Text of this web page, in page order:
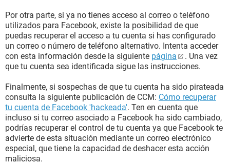
Por otra parte, si ya no tienes acceso al correo o teléfono
utilizados para Facebook, existe la posibilidad de que
puedas recuperar el acceso a tu cuenta si has configurado
un correo o número de teléfono alternativo. Intenta acceder
con esta información desde la siguiente página
. Una vez
que tu cuenta sea identificada sigue las instrucciones.
Finalmente, si sospechas de que tu cuenta ha sido pirateada
consulta la siguiente publicación de CCM: Cómo recuperar
tu cuenta de Facebook 'hackeada'. Ten en cuenta que
incluso si tu correo asociado a Facebook ha sido cambiado,
podrías recuperar el control de tu cuenta ya que Facebook te
advierte de esta situación mediante un correo electrónico
especial, que tiene la capacidad de deshacer esta acción
maliciosa.